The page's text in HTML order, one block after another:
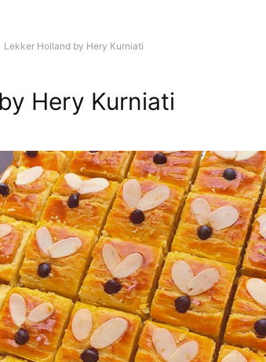
Lekker Holland by Hery Kurniati
Hery Kurniati